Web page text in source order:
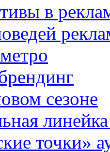
в
сезоне
точки»